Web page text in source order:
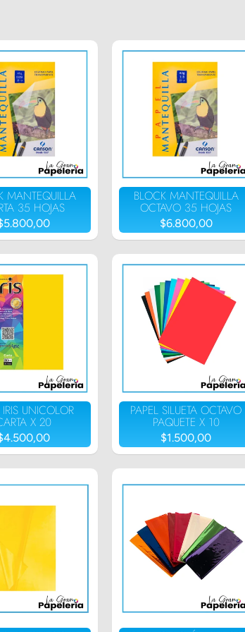
MANTEQUILLA
35 HOJAS
BLOCK MANTEQUILLA
OCTAVO 35 HOJAS
$6.800,00
UNICOLOR
X 20
PAPEL SILUETA OCTAVO
PAQUETE X 10
$1.500,00